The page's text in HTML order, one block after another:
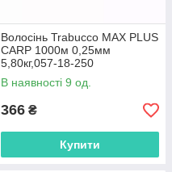
Волосінь Trabucco MAX PLUS
CARP 1000м 0,25мм
5,80кг,057-18-250
В наявності 9 од.
366 ₴
Купити